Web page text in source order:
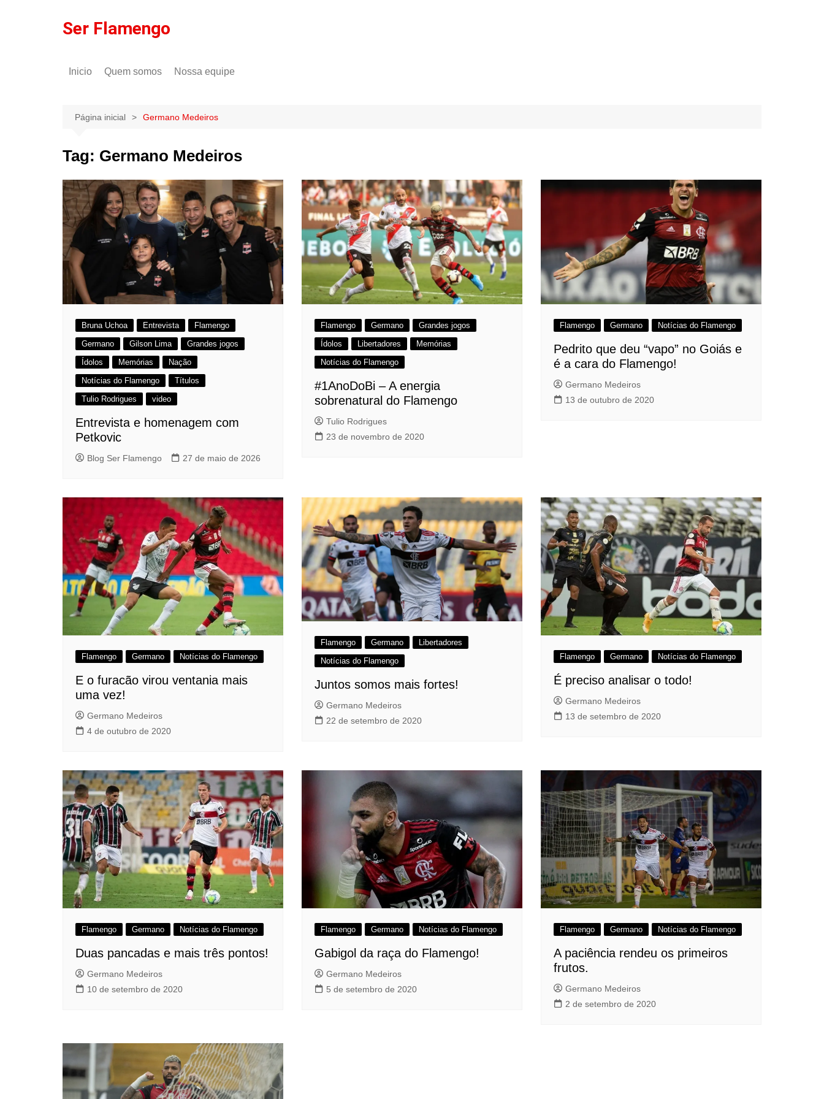
Ser Flamengo
Inicio Quem somos
Política de privacidade
Nossa equipe
Gilson Lima
Página inicial Germano Medeiros
Tag: Germano Medeiros
Bruna Uchoa Entrevista
Flamengo
Germano
Gilson Lima
Grandes jogos
Ídolos
Memórias
Nação
Notícias do Flamengo
Títulos
Tulio Rodrigues
video
Entrevista e homenagem com
Petkovic
Blog Ser Flamengo 27 de maio de 2026
Flamengo Germano
Grandes jogos
Ídolos
Libertadores
Memórias
Notícias do Flamengo
#1AnoDoBi – A energia
sobrenatural do Flamengo
Tulio Rodrigues
23 de novembro de 2020
Flamengo Germano Notícias do Flamengo
Pedrito que deu “vapo” no Goiás e
é a cara do Flamengo!
Germano Medeiros
13 de outubro de 2020
Flamengo Germano Notícias do Flamengo
E o furacão virou ventania mais
uma vez!
Germano Medeiros
4 de outubro de 2020
Flamengo Germano
Libertadores
Notícias do Flamengo
Juntos somos mais fortes!
Germano Medeiros
22 de setembro de 2020
Flamengo Germano Notícias do Flamengo
É preciso analisar o todo!
Germano Medeiros
13 de setembro de 2020
Flamengo Germano Notícias do Flamengo
Duas pancadas e mais três pontos!
Germano Medeiros
10 de setembro de 2020
Flamengo Germano Notícias do Flamengo
Gabigol da raça do Flamengo!
Germano Medeiros
5 de setembro de 2020
Flamengo Germano Notícias do Flamengo
A paciência rendeu os primeiros
frutos.
Germano Medeiros
2 de setembro de 2020